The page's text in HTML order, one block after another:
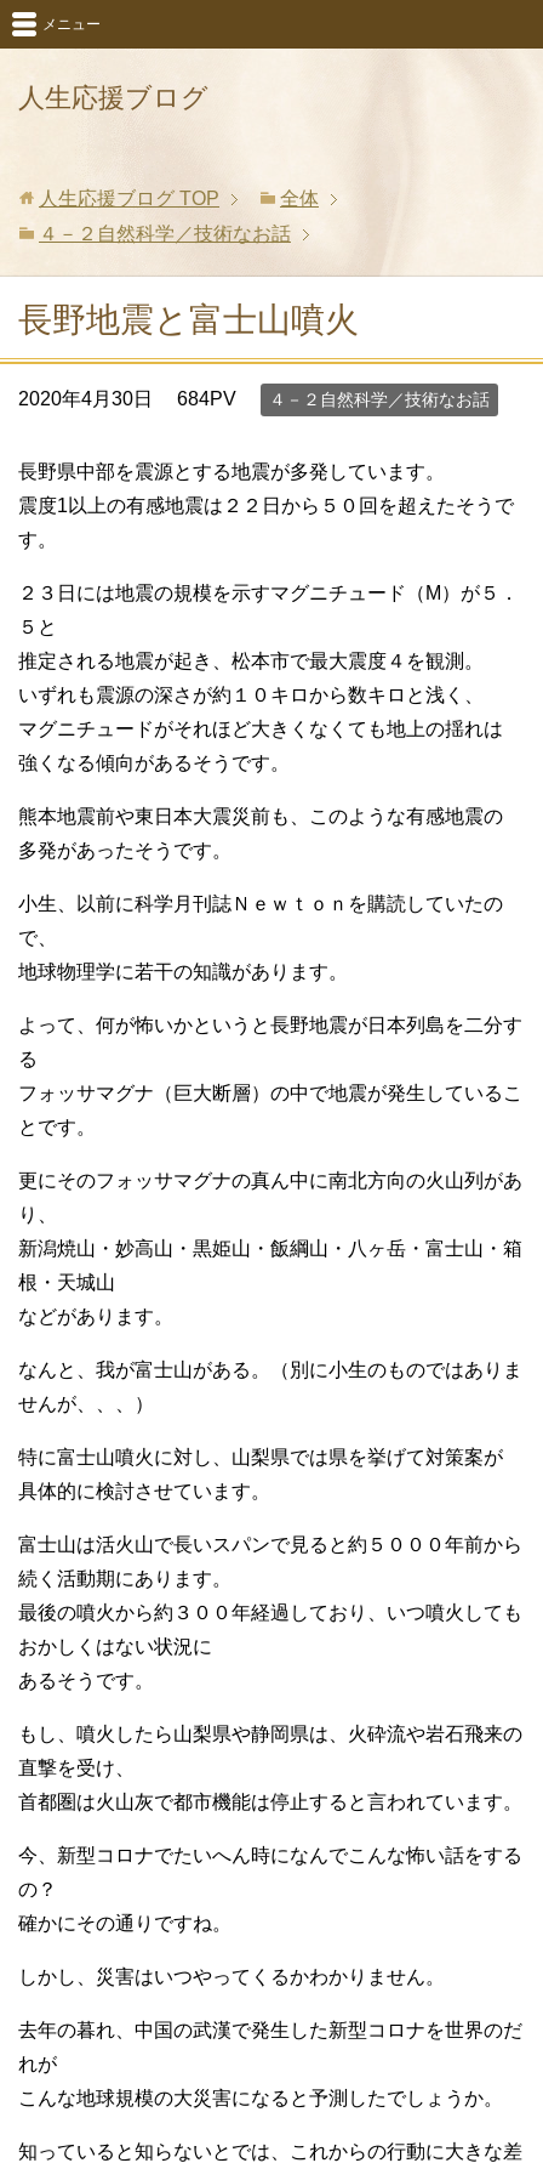
人生応援ブログ
メニュー
人生応援ブログ TOP
全体
４－２自然科学／技術なお話
長野地震と富士山噴火
2020年4月30日 684PV ４－２自然科学／技術なお話
長野県中部を震源とする地震が多発しています。
震度1以上の有感地震は２２日から５０回を超えたそうで
す。
２３日には地震の規模を示すマグニチュード（M）が５．
５と
推定される地震が起き、松本市で最大震度４を観測。
いずれも震源の深さが約１０キロから数キロと浅く、
マグニチュードがそれほど大きくなくても地上の揺れは
強くなる傾向があるそうです。
熊本地震前や東日本大震災前も、このような有感地震の
多発があったそうです。
小生、以前に科学月刊誌Ｎｅｗｔｏｎを購読していたの
で、
地球物理学に若干の知識があります。
よって、何が怖いかというと長野地震が日本列島を二分す
る
フォッサマグナ（巨大断層）の中で地震が発生しているこ
とです。
更にそのフォッサマグナの真ん中に南北方向の火山列があ
り、
新潟焼山・妙高山・黒姫山・飯綱山・八ヶ岳・富士山・箱
根・天城山
などがあります。
なんと、我が富士山がある。（別に小生のものではありま
せんが、、、）
特に富士山噴火に対し、山梨県では県を挙げて対策案が
具体的に検討させています。
富士山は活火山で長いスパンで見ると約５０００年前から
続く活動期にあります。
最後の噴火から約３００年経過しており、いつ噴火しても
おかしくはない状況に
あるそうです。
もし、噴火したら山梨県や静岡県は、火砕流や岩石飛来の
直撃を受け、
首都圏は火山灰で都市機能は停止すると言われています。
今、新型コロナでたいへん時になんでこんな怖い話をする
の？
確かにその通りですね。
しかし、災害はいつやってくるかわかりません。
去年の暮れ、中国の武漢で発生した新型コロナを世界のだ
れが
こんな地球規模の大災害になると予測したでしょうか。
知っていると知らないとでは、これからの行動に大きな差